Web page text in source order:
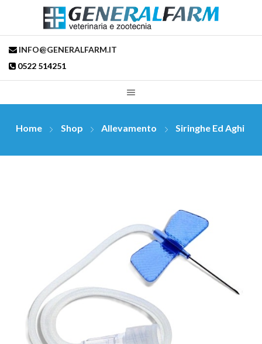
INFO@GENERALFARM.IT
0522 514251
Home Shop Allevamento Siringhe Ed Aghi